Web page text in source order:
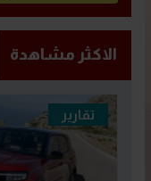
الاكثر مشاهدة
تقارير